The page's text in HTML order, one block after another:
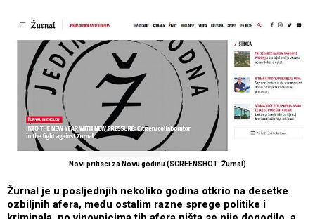
Novi pritisci za Novu godinu (SCREENSHOT: Žurnal)
Žurnal je u posljednjih nekoliko godina otkrio na desetke
ozbiljnih afera, među ostalim razne sprege politike i